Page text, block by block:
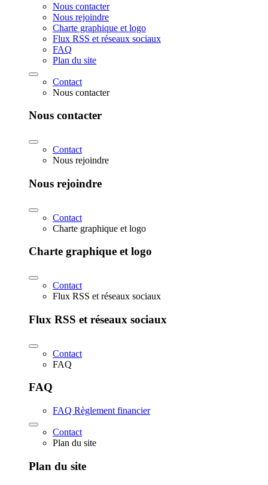
Nous contacter
Nous rejoindre
Charte graphique et logo
Flux RSS et réseaux sociaux
FAQ
Plan du site
Contact
Nous contacter
Nous contacter
Contact
Nous rejoindre
Nous rejoindre
Contact
Charte graphique et logo
Charte graphique et logo
Contact
Flux RSS et réseaux sociaux
Flux RSS et réseaux sociaux
Contact
FAQ
FAQ
FAQ Règlement financier
Contact
Plan du site
Plan du site